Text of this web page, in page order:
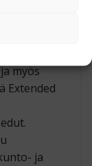
myös
Extended
ja